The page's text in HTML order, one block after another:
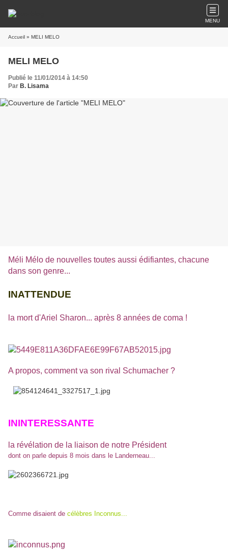
MENU
Accueil » MELI MELO
MELI MELO
Publié le 11/01/2014 à 14:50
Par B. Lisama
Méli Mélo de nouvelles toutes aussi édifiantes, chacune
dans son genre...
INATTENDUE
a mort d'Ariel Sharon... après 8 années de coma !
A propos, comment va son rival Schumacher ?
ININTERESSANTE
la révélation de la liaison de notre Président
dont on parle depuis 8 mois dans le Landerneau...
Comme disaient de célèbres Inconnus...